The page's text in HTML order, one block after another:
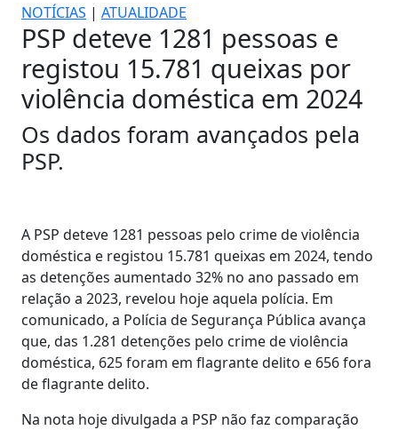
NOTÍCIAS | ATUALIDADE
PSP deteve 1281 pessoas e
registou 15.781 queixas por
violência doméstica em 2024
Os dados foram avançados pela
PSP.
A PSP deteve 1281 pessoas pelo crime de violência
doméstica e registou 15.781 queixas em 2024, tendo
as detenções aumentado 32% no ano passado em
relação a 2023, revelou hoje aquela polícia. Em
comunicado, a Polícia de Segurança Pública avança
que, das 1.281 detenções pelo crime de violência
doméstica, 625 foram em flagrante delito e 656 fora
de flagrante delito.
Na nota hoje divulgada a PSP não faz comparação